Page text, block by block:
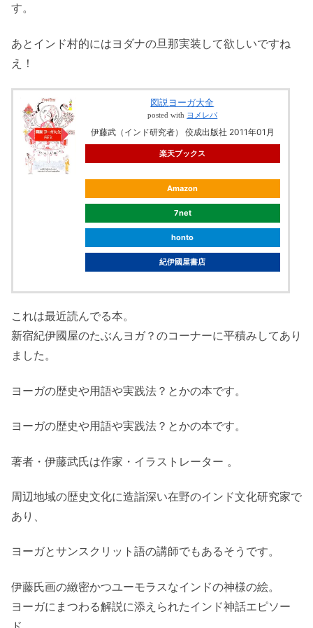
す。
あとインド村的にはヨダナの旦那実装して欲しいですね
え！
図説ヨーガ大全
posted with ヨメレバ
伊藤武（インド研究者） 佼成出版社 2011年01月
楽天ブックス
Amazon
7net
honto
紀伊國屋書店
これは最近読んでる本。
新宿紀伊國屋のたぶんヨガ？のコーナーに平積みしてあり
ました。
ヨーガの歴史や用語や実践法？とかの本です。
ヨーガの歴史や用語や実践法？とかの本です。
著者・伊藤武氏は作家・イラストレーター 。
周辺地域の歴史文化に造詣深い在野のインド文化研究家で
あり、
ヨーガとサンスクリット語の講師でもあるそうです。
伊藤氏画の緻密かつユーモラスなインドの神様の絵。
ヨーガにまつわる解説に添えられたインド神話エピソー